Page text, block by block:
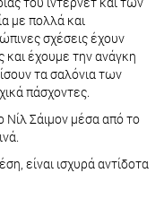
με πολλά και
σχέσεις έχουν
και έχουμε την ανάγκη
τα σαλόνια των
πάσχοντες.
Σάιμον μέσα από το
είναι ισχυρά αντίδοτα